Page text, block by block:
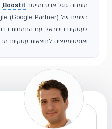
מומחה גוגל אדס ומייסד Boostit
לעסקים בישראל, עם התמחות
ואופטימיזציה לתוצאות עסקיות